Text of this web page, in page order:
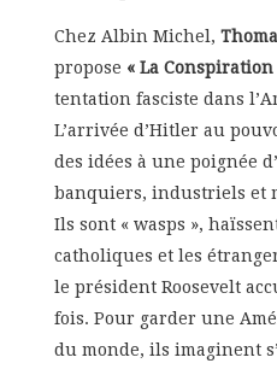
Chez Albin Michel,
propose « La Conspiration
tentation fasciste dans
L’arrivée d’Hitler au
des idées à une poignée
banquiers, industriels et
Ils sont « wasps »,
catholiques et les
le président Roosevelt
fois. Pour garder une
du monde, ils imaginent